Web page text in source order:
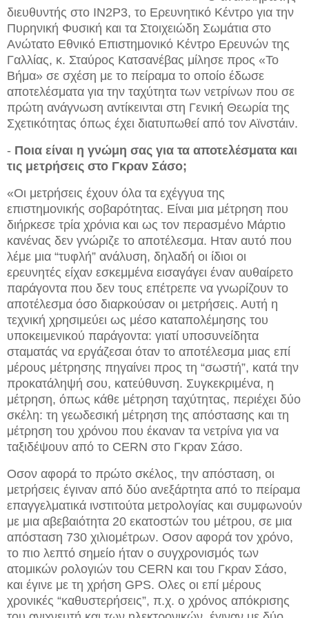
διευθυντής στο IN2P3, το Ερευνητικό Κέντρο για την
Πυρηνική Φυσική και τα Στοιχειώδη Σωμάτια στο
Ανώτατο Εθνικό Επιστημονικό Κέντρο Ερευνών της
Γαλλίας, κ. Σταύρος Κατσανέβας μίλησε προς «Το
Βήμα» σε σχέση με το πείραμα το οποίο έδωσε
αποτελέσματα για την ταχύτητα των νετρίνων που σε
πρώτη ανάγνωση αντίκεινται στη Γενική Θεωρία της
Σχετικότητας όπως έχει διατυπωθεί από τον Αϊνστάιν.
- Ποια είναι η γνώμη σας για τα αποτελέσματα και
τις μετρήσεις στο Γκραν Σάσο;
«Οι μετρήσεις έχουν όλα τα εχέγγυα της
επιστημονικής σοβαρότητας. Είναι μια μέτρηση που
διήρκεσε τρία χρόνια και ως τον περασμένο Μάρτιο
κανένας δεν γνώριζε το αποτέλεσμα. Ηταν αυτό που
λέμε μια “τυφλή” ανάλυση, δηλαδή οι ίδιοι οι
ερευνητές είχαν εσκεμμένα εισαγάγει έναν αυθαίρετο
παράγοντα που δεν τους επέτρεπε να γνωρίζουν το
αποτέλεσμα όσο διαρκούσαν οι μετρήσεις. Αυτή η
τεχνική χρησιμεύει ως μέσο καταπολέμησης του
υποκειμενικού παράγοντα: γιατί υποσυνείδητα
σταματάς να εργάζεσαι όταν το αποτέλεσμα μιας επί
μέρους μέτρησης πηγαίνει προς τη “σωστή”, κατά την
προκατάληψή σου, κατεύθυνση. Συγκεκριμένα, η
μέτρηση, όπως κάθε μέτρηση ταχύτητας, περιέχει δύο
σκέλη: τη γεωδεσική μέτρηση της απόστασης και τη
μέτρηση του χρόνου που έκαναν τα νετρίνα για να
ταξιδέψουν από το CERN στο Γκραν Σάσο.
Οσον αφορά το πρώτο σκέλος, την απόσταση, οι
μετρήσεις έγιναν από δύο ανεξάρτητα από το πείραμα
επαγγελματικά ινστιτούτα μετρολογίας και συμφωνούν
με μια αβεβαιότητα 20 εκατοστών του μέτρου, σε μια
απόσταση 730 χιλιομέτρων. Οσον αφορά τον χρόνο,
το πιο λεπτό σημείο ήταν ο συγχρονισμός των
ατομικών ρολογιών του CERN και του Γκραν Σάσο,
και έγινε με τη χρήση GPS. Ολες οι επί μέρους
χρονικές “καθυστερήσεις”, π.χ. ο χρόνος απόκρισης